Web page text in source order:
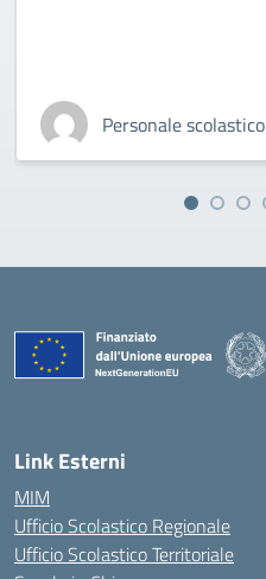
Personale scolastico
Link Esterni
MIM
Ufficio Scolastico Regionale
Ufficio Scolastico Territoriale